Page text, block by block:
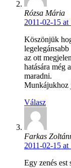
Rózsa Mária
2011-02-15 at
Köszönjük
az ott
hatására még
maradni.
Munkájukhoz
Válasz
Farkas
2011-02-15 at
Egy zenés est